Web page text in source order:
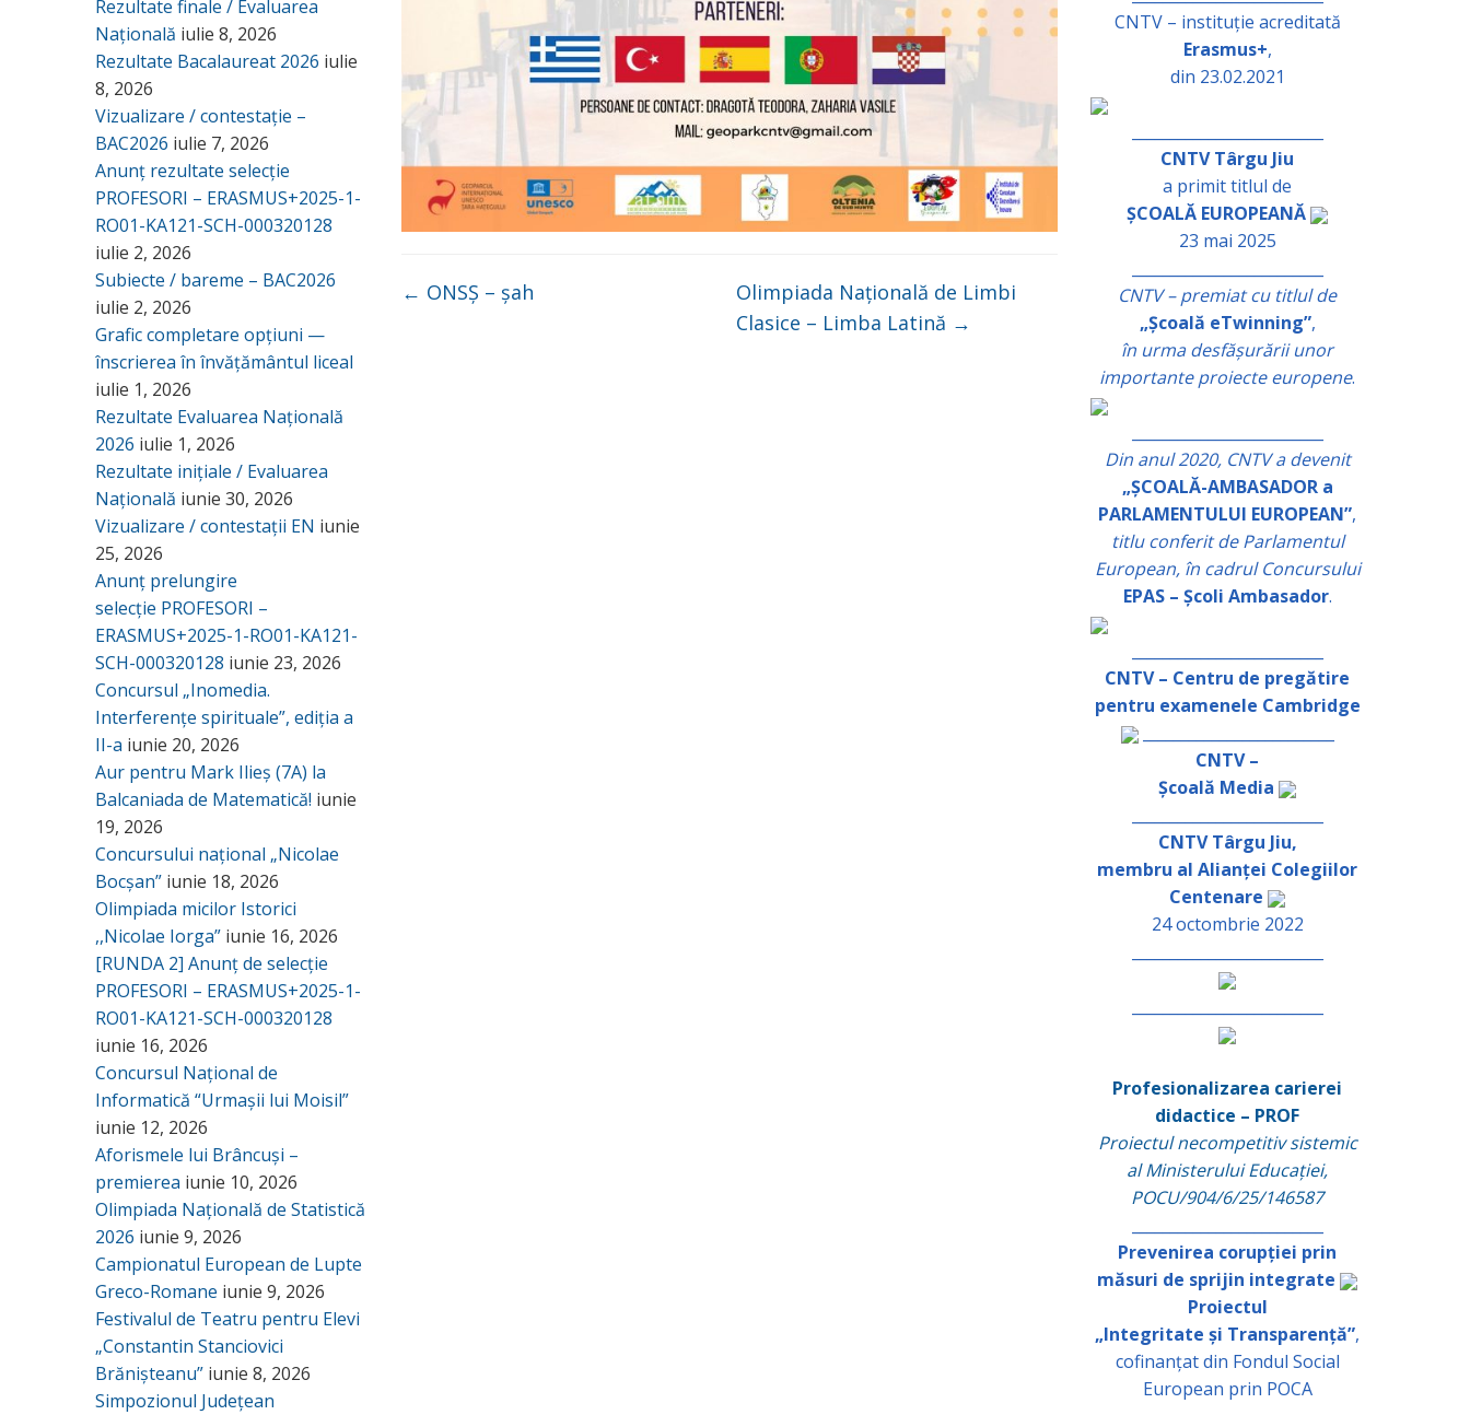
Rezultate finale / Evaluarea
Națională iulie 8, 2026
Rezultate Bacalaureat 2026 iulie
8, 2026
Vizualizare / contestație –
BAC2026 iulie 7, 2026
Anunț rezultate selecție
PROFESORI – ERASMUS+2025-1-
RO01-KA121-SCH-000320128
iulie 2, 2026
Subiecte / bareme – BAC2026
iulie 2, 2026
Grafic completare opțiuni —
înscrierea în învățământul liceal
iulie 1, 2026
Rezultate Evaluarea Națională
2026 iulie 1, 2026
Rezultate inițiale / Evaluarea
Națională iunie 30, 2026
Vizualizare / contestații EN iunie
25, 2026
Anunț prelungire
selecție PROFESORI –
ERASMUS+2025-1-RO01-KA121-
SCH-000320128 iunie 23, 2026
Concursul „Inomedia.
Interferențe spirituale”, ediția a
II-a iunie 20, 2026
Aur pentru Mark Ilieș (7A) la
Balcaniada de Matematică! iunie
19, 2026
Concursului național „Nicolae
Bocșan” iunie 18, 2026
Olimpiada micilor Istorici
,,Nicolae Iorga” iunie 16, 2026
[RUNDA 2] Anunț de selecție
PROFESORI – ERASMUS+2025-1-
RO01-KA121-SCH-000320128
iunie 16, 2026
Concursul Național de
Informatică “Urmașii lui Moisil”
iunie 12, 2026
Aforismele lui Brâncuși –
premierea iunie 10, 2026
Olimpiada Națională de Statistică
2026 iunie 9, 2026
Campionatul European de Lupte
Greco-Romane iunie 9, 2026
Festivalul de Teatru pentru Elevi
„Constantin Stanciovici
Brănișteanu” iunie 8, 2026
Simpozionul Județean
← ONSȘ – șah
Olimpiada Națională de Limbi
Clasice – Limba Latină →
CNTV – instituție acreditată
Erasmus+,
din 23.02.2021
CNTV Târgu Jiu
a primit titlul de
ȘCOALĂ EUROPEANĂ
23 mai 2025
CNTV – premiat cu titlul de
„Școală eTwinning”,
în urma desfășurării unor
importante proiecte europene.
Din anul 2020, CNTV a devenit
„ȘCOALĂ-AMBASADOR a
PARLAMENTULUI EUROPEAN”,
titlu conferit de Parlamentul
European, în cadrul Concursului
EPAS – Școli Ambasador.
CNTV – Centru de pregătire
pentru examenele Cambridge
_________________________
CNTV –
Școală Media
CNTV Târgu Jiu,
membru al Alianței Colegiilor
Centenare
24 octombrie 2022
Profesionalizarea carierei
didactice – PROF
Proiectul necompetitiv sistemic
al Ministerului Educației,
POCU/904/6/25/146587
Prevenirea corupției prin
măsuri de sprijin integrate
Proiectul
„Integritate și Transparență”,
cofinanțat din Fondul Social
European prin POCA